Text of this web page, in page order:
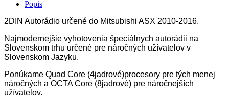
Popis
2DIN Autorádio určené do Mitsubishi ASX 2010-2016.
Najmodernejšie vyhotovenia špeciálnych autorádii na
Slovenskom trhu určené pre náročných užívatelov v
Slovenskom Jazyku.
Ponúkame Quad Core (4jadrové)procesory pre tých menej
náročných a OCTA Core (8jadrové) pre náročnejších
užívatelov.